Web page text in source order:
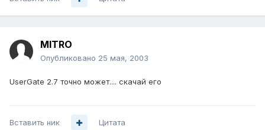
MITRO
Опубликовано 25 мая, 2003
UserGate 2.7 точно может.... скачай его
Вставить ник Цитата